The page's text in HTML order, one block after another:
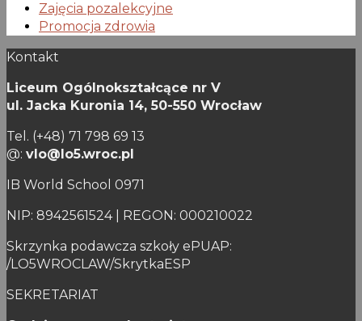
Zajęcia pozalekcyjne
Promocja zdrowia
Kontakt
Liceum Ogólnokształcące nr V
ul. Jacka Kuronia 14, 50-550 Wrocław
Tel. (+48) 71 798 69 13
@: vlo@lo5.wroc.pl
IB World School 0971
NIP: 8942561524 | REGON: 000210022
Skrzynka podawcza szkoły ePUAP:
/LO5WROCLAW/SkrytkaESP
SEKRETARIAT